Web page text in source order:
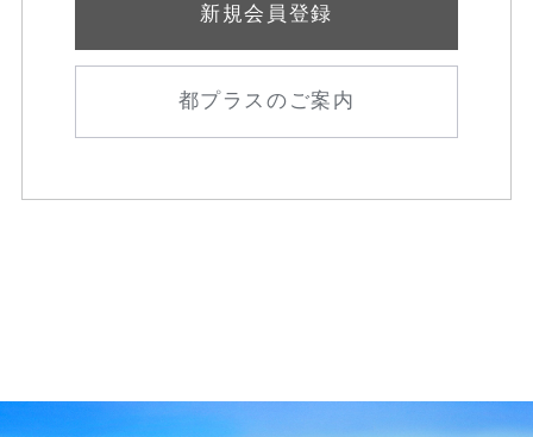
新規会員登録
都プラスのご案内